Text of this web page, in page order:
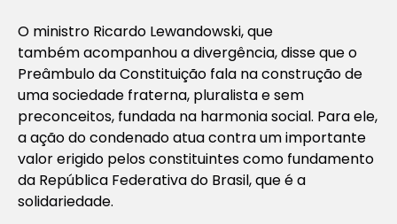
O ministro Ricardo Lewandowski, que
também acompanhou a divergência, disse que o
Preâmbulo da Constituição fala na construção de
uma sociedade fraterna, pluralista e sem
preconceitos, fundada na harmonia social. Para ele,
a ação do condenado atua contra um importante
valor erigido pelos constituintes como fundamento
da República Federativa do Brasil, que é a
solidariedade.